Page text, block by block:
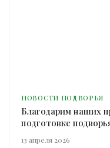
НОВОСТИ ПОДВОРЬЯ
Благодарим наших
подготовке
13 апреля 2026